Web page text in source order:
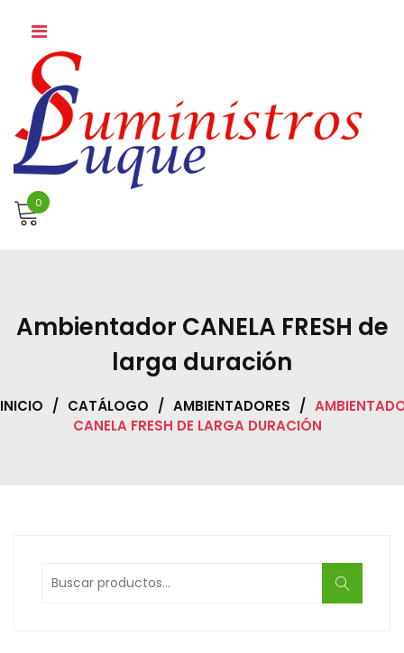
content
0
Ambientador CANELA FRESH de
larga duración
INICIO / CATÁLOGO / AMBIENTADORES /
CANELA FRESH DE LARGA DURACIÓN
por: